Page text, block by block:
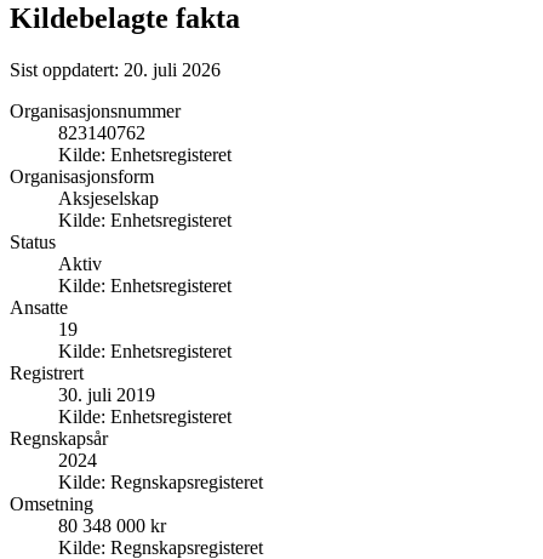
Kildebelagte fakta
Sist oppdatert: 20. juli 2026
Organisasjonsnummer
823140762
Kilde: Enhetsregisteret
Organisasjonsform
Aksjeselskap
Kilde: Enhetsregisteret
Status
Aktiv
Kilde: Enhetsregisteret
Ansatte
19
Kilde: Enhetsregisteret
Registrert
30. juli 2019
Kilde: Enhetsregisteret
Regnskapsår
2024
Kilde: Regnskapsregisteret
Omsetning
80 348 000 kr
Kilde: Regnskapsregisteret